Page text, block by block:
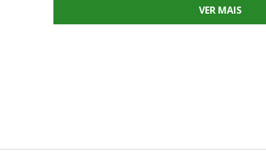
VER MAIS